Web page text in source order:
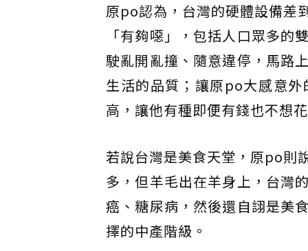
原po認為，台灣的硬體設備差
「有夠噁」，包括人口眾多
駛亂開亂撞、隨意違停，馬路
生活的品質；讓原po大感意
高，讓他有種即便有錢也不想
若說台灣是美食天堂，原po則
多，但羊毛出在羊身上，台灣
癌、糖尿病，然後還自詡是美
擇的中產階級。